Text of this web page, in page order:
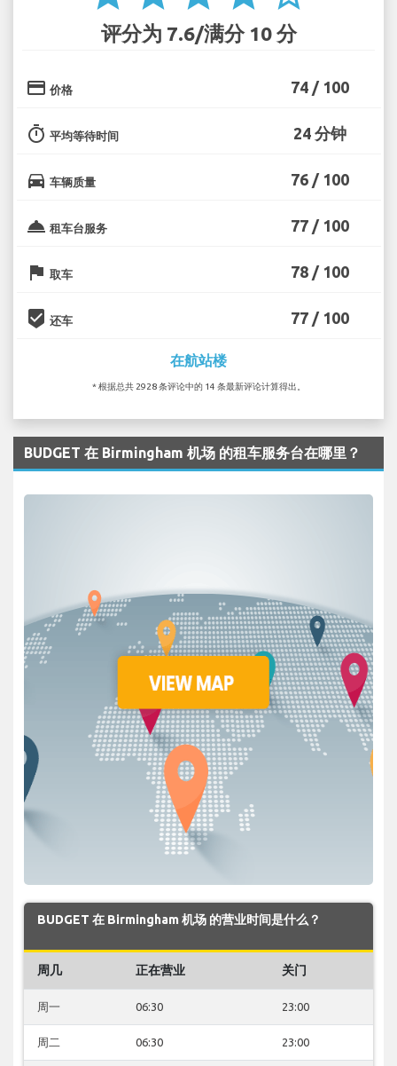
评分为 7.6/满分 10 分
credit_card 价格 74 / 100
timer 平均等待时间 24 分钟
directions_car 车辆质量 76 / 100
room_service 租车台服务 77 / 100
flag 取车 78 / 100
beenhere 还车 77 / 100
在航站楼
* 根据总共 2928 条评论中的 14 条最新评论计算得出。
BUDGET 在 Birmingham 机场 的租车服务台在哪里？
BUDGET 在 Birmingham 机场 的营业时间是什么？
周几 正在营业 关门
周一 06:30 23:00
周二 06:30 23:00